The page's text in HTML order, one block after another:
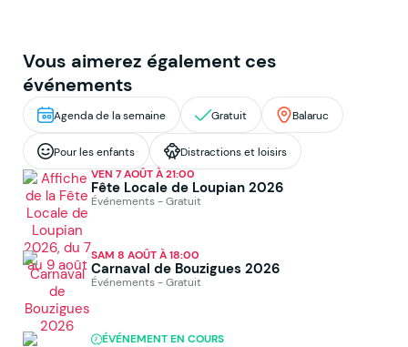
Vous aimerez également ces
événements
Agenda de la semaine Gratuit Balaruc
Pour les enfants Distractions et loisirs
VEN 7 AOÛT À 21:00
Fête Locale de Loupian 2026
Événements - Gratuit
SAM 8 AOÛT À 18:00
Carnaval de Bouzigues 2026
Événements - Gratuit
ÉVÉNEMENT EN COURS